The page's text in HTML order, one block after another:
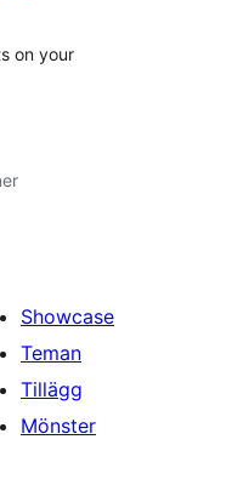
on your
Showcase
Teman
Tillägg
Mönster